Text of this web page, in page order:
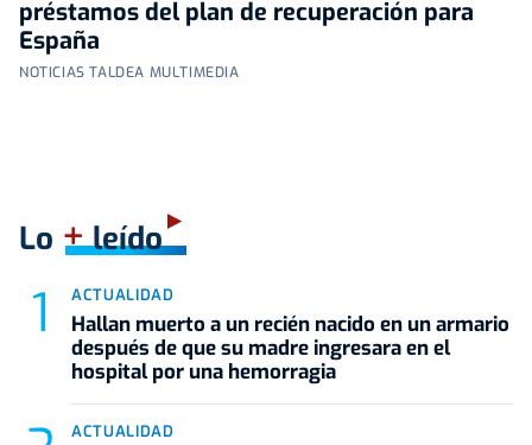
préstamos del plan de recuperación para
España
NOTICIAS TALDEA MULTIMEDIA
Lo +leído
ACTUALIDAD
Hallan muerto a un recién nacido en un armario
después de que su madre ingresara en el
hospital por una hemorragia
ACTUALIDAD